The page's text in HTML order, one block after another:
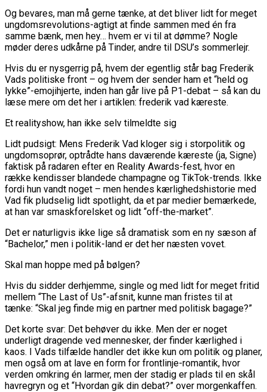
Og bevares, man må gerne tænke, at det bliver lidt for meget
ungdomsrevolutions-agtigt at finde sammen med én fra
samme bænk, men hey… hvem er vi til at dømme? Nogle
møder deres udkårne på Tinder, andre til DSU’s sommerlejr.
Hvis du er nysgerrig på, hvem der egentlig står bag Frederik
Vads politiske front – og hvem der sender ham et “held og
lykke”-emojihjerte, inden han går live på P1-debat – så kan du
læse mere om det her i artiklen: frederik vad kæreste.
Et realityshow, han ikke selv tilmeldte sig
Lidt pudsigt: Mens Frederik Vad kloger sig i storpolitik og
ungdomsoprør, optrådte hans daværende kæreste (ja, Signe)
faktisk på radaren efter en Reality Awards-fest, hvor en
række kendisser blandede champagne og TikTok-trends. Ikke
fordi hun vandt noget – men hendes kærlighedshistorie med
Vad fik pludselig lidt spotlight, da et par medier bemærkede,
at han var smaskforelsket og lidt “off-the-market”.
Det er naturligvis ikke lige så dramatisk som en ny sæson af
“Bachelor,” men i politik-land er det her næsten vovet.
Skal man hoppe med på bølgen?
Hvis du sidder derhjemme, single og med lidt for meget fritid
mellem “The Last of Us”-afsnit, kunne man fristes til at
tænke: “Skal jeg finde mig en partner med politisk bagage?”
Det korte svar: Det behøver du ikke. Men der er noget
underligt dragende ved mennesker, der finder kærlighed i
kaos. I Vads tilfælde handler det ikke kun om politik og planer,
men også om at lave en form for frontlinje-romantik, hvor
verden omkring én larmer, men der stadig er plads til en skål
havregryn og et “Hvordan gik din debat?” over morgenkaffen.